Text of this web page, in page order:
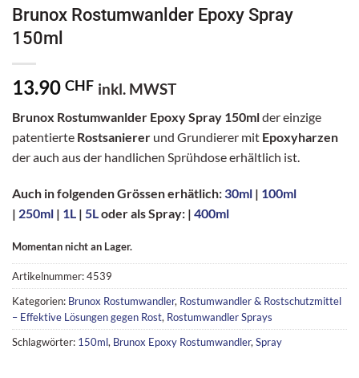
Brunox Rostumwanlder Epoxy Spray
150ml
13.90 CHF inkl. MWST
Brunox Rostumwanlder Epoxy Spray 150mlder einzige
patentierte Rostsanierer und Grundierer mit Epoxyharzen
der auch aus der handlichen Sprühdose erhältlich ist.
Auch in folgenden Grössen erhätlich: 30ml | 100ml
| 250ml | 1L | 5Loder als Spray: | 400ml
Momentan nicht an Lager.
Artikelnummer:4539
Kategorien: Brunox Rostumwandler, Rostumwandler & Rostschutzmittel
– Effektive Lösungen gegen Rost, Rostumwandler Sprays
Schlagwörter: 150ml, Brunox Epoxy Rostumwandler, Spray